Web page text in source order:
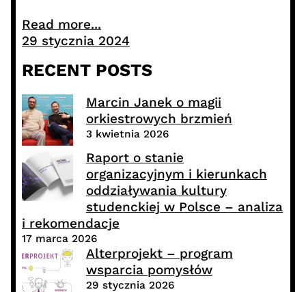
Read more...
29 stycznia 2024
RECENT POSTS
Marcin Janek o magii
orkiestrowych brzmień
3 kwietnia 2026
Raport o stanie
organizacyjnym i kierunkach
oddziaływania kultury
studenckiej w Polsce – analiza
i rekomendacje
17 marca 2026
Alterprojekt – program
wsparcia pomysłów
29 stycznia 2026